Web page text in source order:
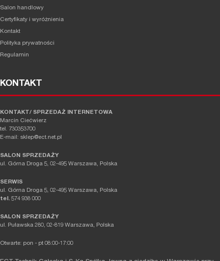
Salon handlowy
Certyfikaty i wyróżnienia
Kontakt
Polityka prywatności
Regulamin
KONTAKT
KONTAKT/ SPRZEDAŻ INTERNETOWA
Marcin Ciećwierz
tel. 730353700
E-mail: sklep@ect.net.pl
SALON SPRZEDAŻY
ul. Górna Droga 5, 02-495 Warszawa, Polska
SERWIS
ul. Górna Droga 5, 02-495 Warszawa, Polska
tel. 574 938 000
SALON SPRZEDAŻY
ul. Puławska 280, 02-819 Warszawa, Polska
Otwarte: pon - pt 08:00-17:00